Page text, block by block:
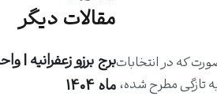
۱۴۰۰ تاثیرگذار باشد. به این صورت که در انتخابات
تازگی مطرح شده،
مقالات دیگر
برج برزو زعفرانیه |
ماه 1404